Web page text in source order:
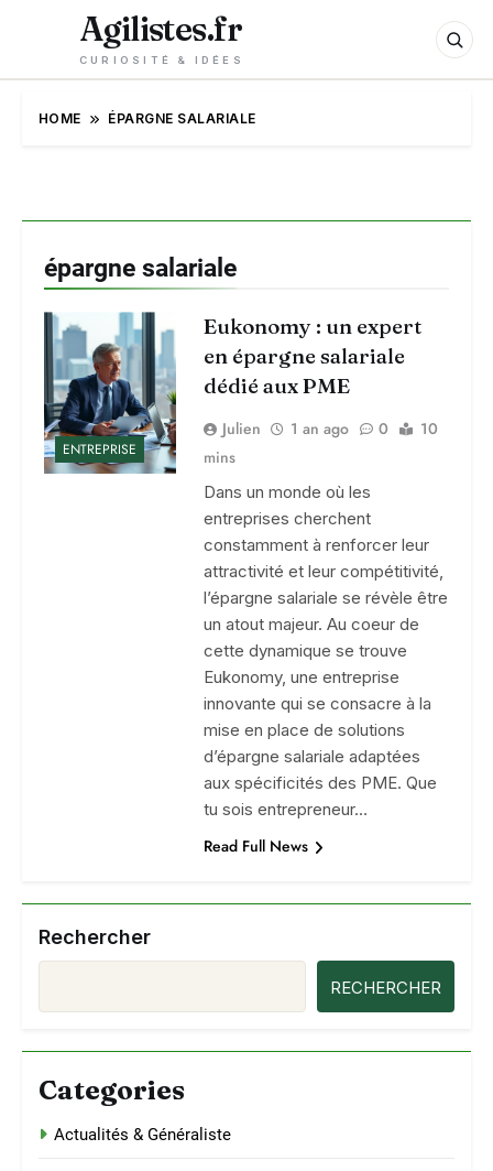
Agilistes.fr
CURIOSITÉ & IDÉES
HOME ÉPARGNE SALARIALE
épargne salariale
ENTREPRISE
Eukonomy : un expert
en épargne salariale
dédié aux PME
Julien 1 an ago 0
10
mins
Dans un monde où les
entreprises cherchent
constamment à renforcer leur
attractivité et leur compétitivité,
l’épargne salariale se révèle être
un atout majeur. Au coeur de
cette dynamique se trouve
Eukonomy, une entreprise
innovante qui se consacre à la
mise en place de solutions
d’épargne salariale adaptées
aux spécificités des PME. Que
tu sois entrepreneur…
Read Full News
Rechercher
RECHERCHER
Categories
Actualités & Généraliste